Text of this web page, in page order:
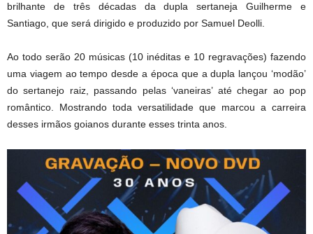
brilhante de três décadas da dupla sertaneja Guilherme e
Santiago, que será dirigido e produzido por Samuel Deolli.
Ao todo serão 20 músicas (10 inéditas e 10 regravações) fazendo
uma viagem ao tempo desde a época que a dupla lançou ‘modão’
do sertanejo raiz, passando pelas ‘vaneiras’ até chegar ao pop
romântico. Mostrando toda versatilidade que marcou a carreira
desses irmãos goianos durante esses trinta anos.